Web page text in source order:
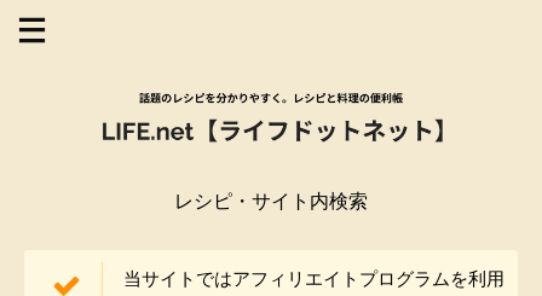
レシピ・サイト内検索
当サイトではアフィリエイトプログラムを利用